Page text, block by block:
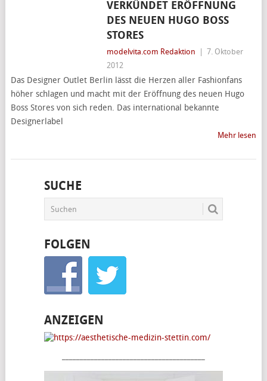
VERKÜNDET ERÖFFNUNG
DES NEUEN HUGO BOSS
STORES
modelvita.com Redaktion
7. Oktober
2012
Das Designer Outlet Berlin lässt die Herzen aller Fashionfans
höher schlagen und macht mit der Eröffnung des neuen Hugo
Boss Stores von sich reden. Das international bekannte
Designerlabel
Mehr lesen
SUCHE
FOLGEN
ANZEIGEN